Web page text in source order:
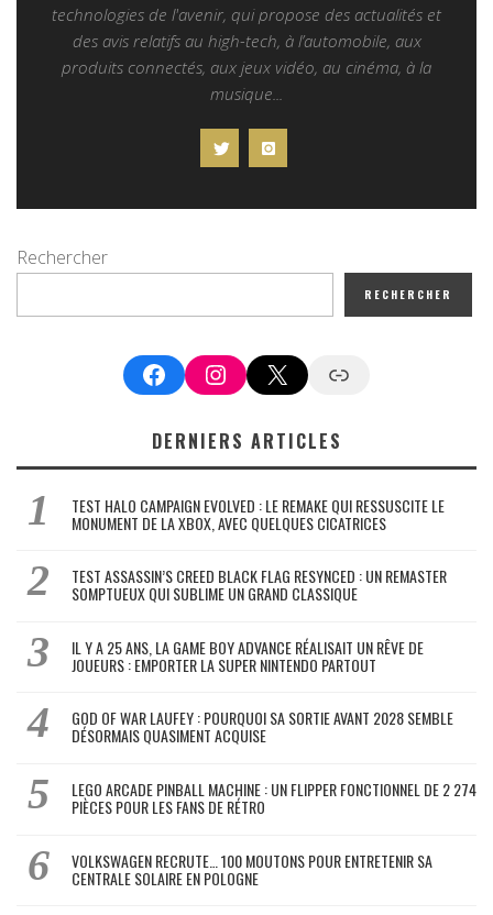
technologies de l'avenir, qui propose des actualités et
des avis relatifs au high-tech, à l’automobile, aux
produits connectés, aux jeux vidéo, au cinéma, à la
musique...
Rechercher
RECHERCHER
FacebookInstagram
X Google News
DERNIERS ARTICLES
TEST HALO CAMPAIGN EVOLVED : LE REMAKE QUI RESSUSCITE LE
MONUMENT DE LA XBOX, AVEC QUELQUES CICATRICES
TEST ASSASSIN’S CREED BLACK FLAG RESYNCED : UN REMASTER
SOMPTUEUX QUI SUBLIME UN GRAND CLASSIQUE
IL Y A 25 ANS, LA GAME BOY ADVANCE RÉALISAIT UN RÊVE DE
JOUEURS : EMPORTER LA SUPER NINTENDO PARTOUT
GOD OF WAR LAUFEY : POURQUOI SA SORTIE AVANT 2028 SEMBLE
DÉSORMAIS QUASIMENT ACQUISE
LEGO ARCADE PINBALL MACHINE : UN FLIPPER FONCTIONNEL DE 2 274
PIÈCES POUR LES FANS DE RÉTRO
VOLKSWAGEN RECRUTE… 100 MOUTONS POUR ENTRETENIR SA
CENTRALE SOLAIRE EN POLOGNE